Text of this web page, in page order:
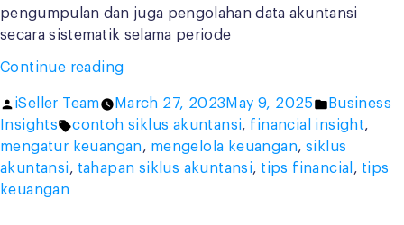
pengumpulan dan juga pengolahan data akuntansi
secara sistematik selama periode
Continue reading“3
Utama
Siklus
Akuntansi
yang
Posted
by
iSeller Team March 27, 2023 May 9, 2025
Posted
in
Business
Insights
Tags:
contoh siklus akuntansi, financial insight,
mengatur keuangan, mengelola keuangan,siklus
akuntansi, tahapan siklus akuntansi, tips financial , tips
keuangan